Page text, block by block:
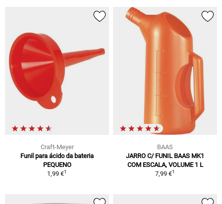
Craft-Meyer
Funil para ácido da bateria
PEQUENO
1,99 €1
BAAS
JARRO C/ FUNIL BAAS MK1
COM ESCALA, VOLUME 1 L
7,99 €1